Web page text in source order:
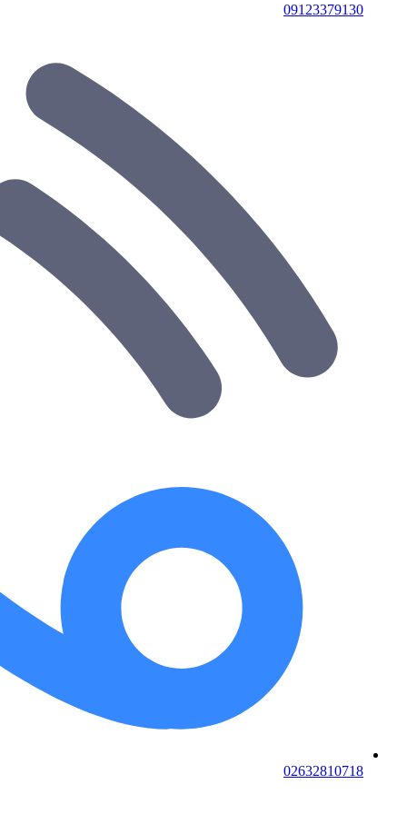
09123379130
02632810718